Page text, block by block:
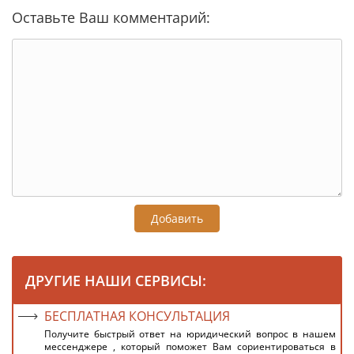
Оставьте Ваш комментарий:
Добавить
ДРУГИЕ НАШИ СЕРВИСЫ:
БЕСПЛАТНАЯ КОНСУЛЬТАЦИЯ
Получите быстрый ответ на юридический вопрос в нашем
мессенджере , который поможет Вам сориентироваться в